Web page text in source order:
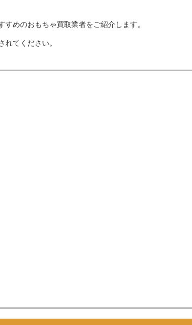
めのおもちゃ買取業者をご紹介します。
てください。